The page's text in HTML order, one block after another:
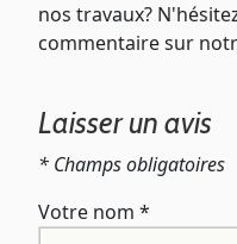
nos travaux?
commentaire sur
Laisser un avis
* Champs obligatoires
Votre nom *